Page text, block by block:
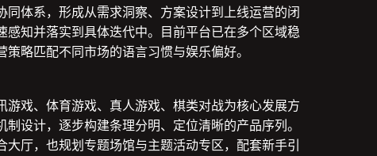
同体系，形成从需求洞察、方案设计到上线运营的闭
感知并落实到具体迭代中。目前平台已在多个区域稳
策略匹配不同市场的语言习惯与娱乐偏好。
游戏、体育游戏、真人游戏、棋类对战为核心发展方
制设计，逐步构建条理分明、定位清晰的产品序列。
大厅，也规划专题场馆与主题活动专区，配套新手引